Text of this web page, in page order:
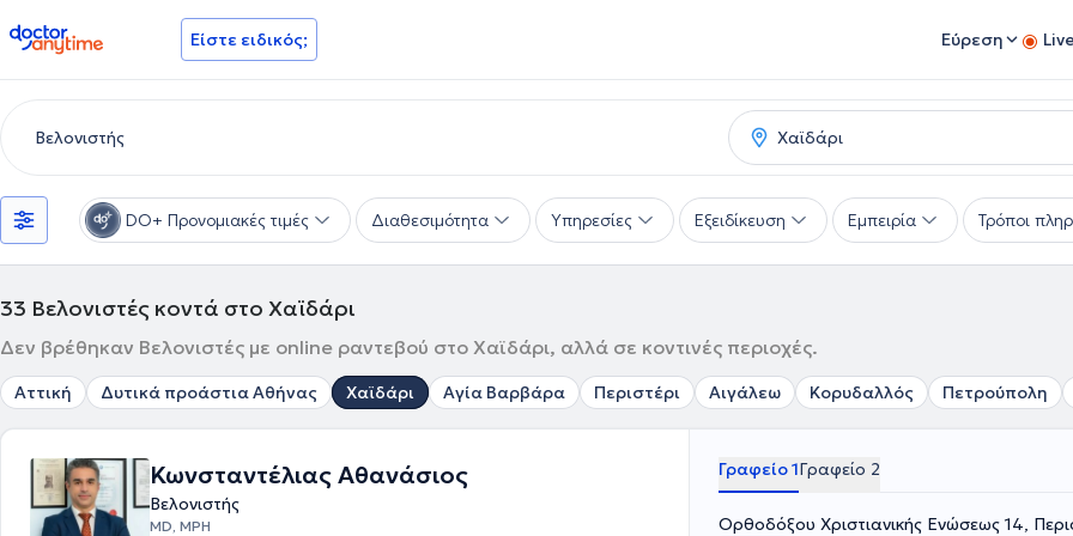
doctoranytime Είστε ειδικός; Εύρεση
DO+ Προνομιακές τιμές Διαθεσιμότητα Υπηρεσίες Εξειδίκευση Εμπειρία Τρόποι
33 Βελονιστές κοντά στο Χαϊδάρι
Δεν βρέθηκαν Βελονιστές με online ραντεβού στο Χαϊδάρι, αλλά σε κοντινές περιοχές.
Αττική Δυτικά προάστια Αθήνας Χαϊδάρι Αγία Βαρβάρα Περιστέρι Αιγάλεω Κορυδαλλός Πετρούπολη
Κωνσταντέλιας Αθανάσιος
Βελονιστής
MD, MPH
Γραφείο 1Γραφείο 2
Ορθοδόξου Χριστιανικής Ενώσεως 14,